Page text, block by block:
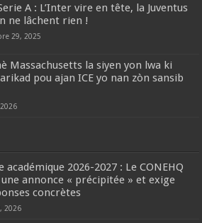
A : L’Inter vire en tête, la Juventus
ne lâchent rien !
29, 2025
Massachusetts la siyen yon lwa ki
pou ajan ICE yo nan zòn sansib
académique 2026-2027 : Le CONEHQ
annonce « précipitée » et exige
concrètes
2026